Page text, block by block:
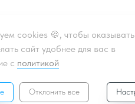
автоматически
почта.
cookies 🍪, чтобы оказывать
сайт удобнее для вас в
с политикой
Отклонить все